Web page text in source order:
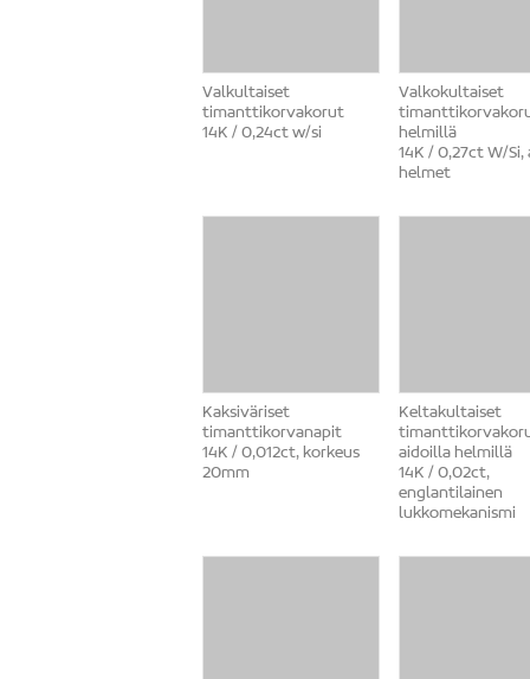
Valkultaiset
timanttikorvakorut
14K / 0,24ct w/si
Valkokultaiset
helmillä
14K / 0,27ct W/Si,
helmet
Kaksiväriset
timanttikorvanapit
14K / 0,012ct, korkeus
20mm
Keltakultaiset
aidoilla helmillä
14K / 0,02ct,
englantilainen
lukkomekanismi